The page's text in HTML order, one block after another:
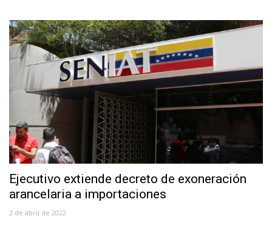
Ejecutivo extiende decreto de exoneración
arancelaria a importaciones
2 de abril de 2022